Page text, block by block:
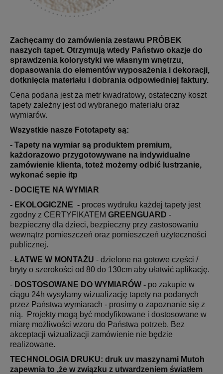
Zachęcamy do zamówienia zestawu PRÓBEK
naszych tapet. Otrzymują wtedy Państwo okazje do
sprawdzenia kolorystyki we własnym wnętrzu,
dopasowania do elementów wyposażenia i dekoracji,
dotknięcia materiału i dobrania odpowiedniej faktury.
Cena podana jest za metr kwadratowy, ostateczny koszt
tapety zależny jest od wybranego materiału oraz
wymiarów.
Wszystkie nasze Fototapety są:
- Tapety na wymiar są produktem premium,
każdorazowo przygotowywane na indywidualne
zamówienie klienta, toteż możemy odbić lustrzanie,
wykonać sepie itp
- DOCIĘTE NA WYMIAR
- EKOLOGICZNE - proces wydruku każdej tapety jest
zgodny z CERTYFIKATEM GREENGUARD -
bezpieczny dla dzieci, bezpieczny przy zastosowaniu
wewnątrz pomieszczeń oraz pomieszczeń użyteczności
publicznej.
- ŁATWE W MONTAŻU - dzielone na gotowe części /
bryty o szerokości od 80 do 130cm aby ułatwić aplikację.
- DOSTOSOWANE DO WYMIARÓW - po zakupie w
ciągu 24h wysyłamy wizualizację tapety na podanych
przez Państwa wymiarach - prosimy o zapoznanie się z
nią. Projekty mogą być modyfikowane i dostosowane w
miarę możliwości wzoru do Państwa potrzeb. Bez
akceptacji wizualizacji zamówienie nie będzie
realizowane.
TECHNOLOGIA DRUKU: druk uv maszynami Mutoh
zapewnia to ,że w związku z utwardzeniem światłem